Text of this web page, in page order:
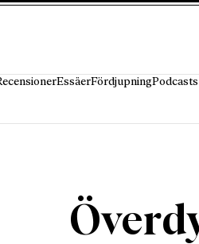
EssäerFördjupningPodcasts